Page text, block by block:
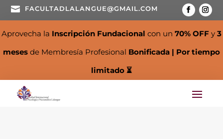
 FACULTADLALANGUE@GMAIL.COM
Aprovecha la Inscripción Fundacional con un 70% OFF y 3
meses de Membresía Profesional Bonificada | Por tiempo
limitado ⏳